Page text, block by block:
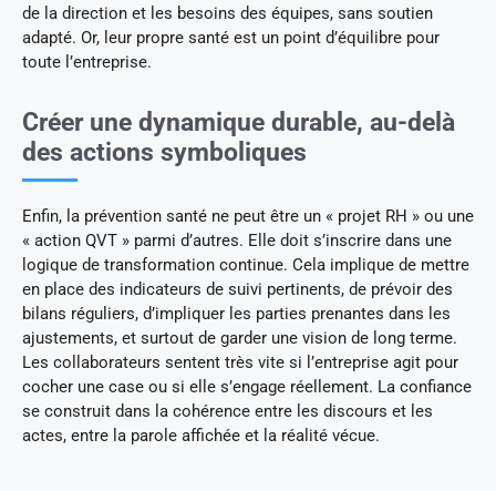
de la direction et les besoins des équipes, sans soutien
adapté. Or, leur propre santé est un point d’équilibre pour
toute l’entreprise.
Créer une dynamique durable, au-delà
des actions symboliques
Enfin, la prévention santé ne peut être un « projet RH » ou une
« action QVT » parmi d’autres. Elle doit s’inscrire dans une
logique de transformation continue. Cela implique de mettre
en place des indicateurs de suivi pertinents, de prévoir des
bilans réguliers, d’impliquer les parties prenantes dans les
ajustements, et surtout de garder une vision de long terme.
Les collaborateurs sentent très vite si l’entreprise agit pour
cocher une case ou si elle s’engage réellement. La confiance
se construit dans la cohérence entre les discours et les
actes, entre la parole affichée et la réalité vécue.